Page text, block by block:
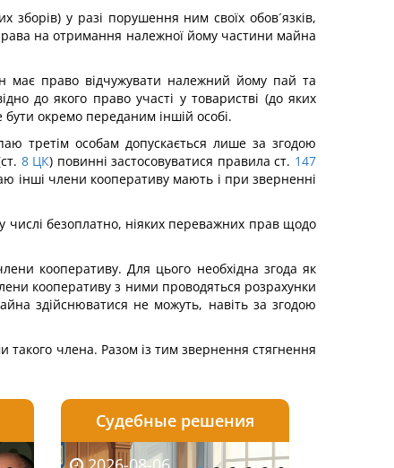
у разі порушення ним своїх обов´язків,
на отримання належної йому частини майна
має право відчужувати належний йому пай та
до якого право участі у товаристві (до яких
окремо переданим іншій особі.
третім особам допускається лише за згодою
8 ЦК) повинні застосовуватися правила ст. 147
інші члени кооперативу мають і при зверненні
числі безоплатно, ніяких переважних прав щодо
кооперативу. Для цього необхідна згода як
кооперативу з ними проводяться розрахунки
здійснюватися не можуть, навіть за згодою
члена. Разом із тим звернення стягнення
Судебные решения